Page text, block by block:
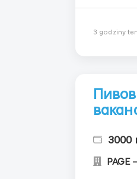
3 godziny
3000
PAGE